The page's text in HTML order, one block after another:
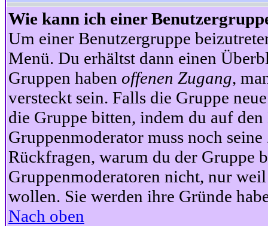
Wie kann ich einer
Um einer Benutzergruppe
Menü. Du erhältst dann einen
Gruppen haben offenen Zugang,
versteckt sein. Falls die Gruppe
die Gruppe bitten, indem du auf
Gruppenmoderator muss noch
Rückfragen, warum du der Gruppe
Gruppenmoderatoren nicht, nur
wollen. Sie werden ihre Gründe
Nach oben